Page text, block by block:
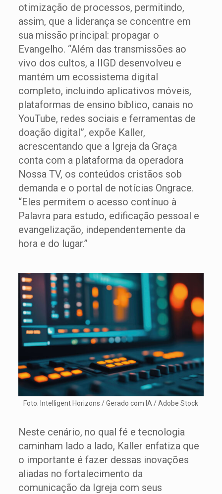
otimização de processos, permitindo,
assim, que a liderança se concentre em
sua missão principal: propagar o
Evangelho. “Além das transmissões ao
vivo dos cultos, a IIGD desenvolveu e
mantém um ecossistema digital
completo, incluindo aplicativos móveis,
plataformas de ensino bíblico, canais no
YouTube, redes sociais e ferramentas de
doação digital”, expõe Kaller,
acrescentando que a Igreja da Graça
conta com a plataforma da operadora
Nossa TV, os conteúdos cristãos sob
demanda e o portal de notícias Ongrace.
“Eles permitem o acesso contínuo à
Palavra para estudo, edificação pessoal e
evangelização, independentemente da
hora e do lugar.”
Foto: Intelligent Horizons / Gerado com IA / Adobe Stock
Neste cenário, no qual fé e tecnologia
caminham lado a lado, Kaller enfatiza que
o importante é fazer dessas inovações
aliadas no fortalecimento da
comunicação da Igreja com seus